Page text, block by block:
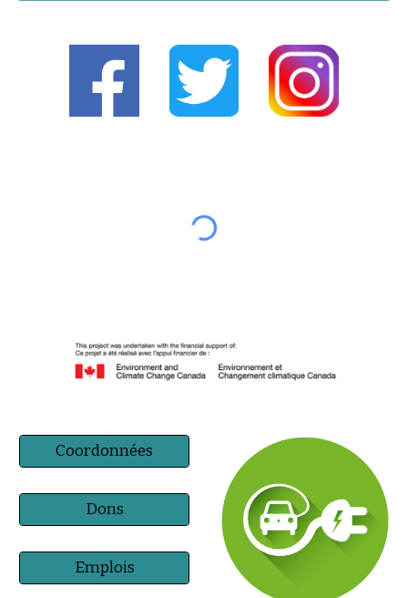
Coordonnées
Dons
Emplois